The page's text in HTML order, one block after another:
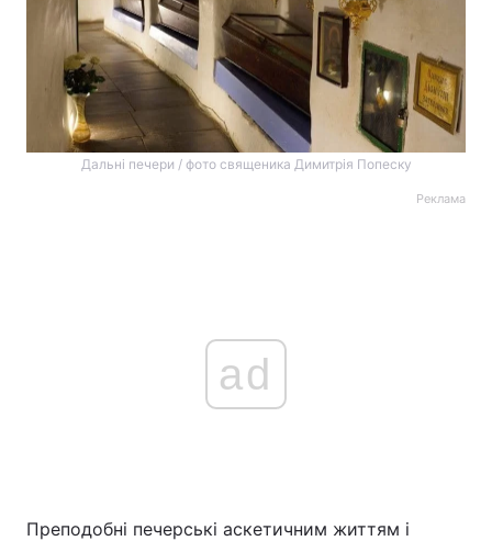
Дальні печери / фото священика Димитрія Попеску
Реклама
ad
Преподобні печерські аскетичним життям і